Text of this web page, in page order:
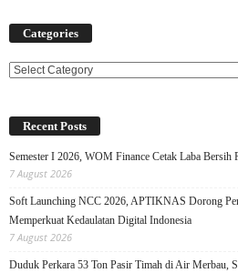
Categories
Categories
Recent Posts
Semester I 2026, WOM Finance Cetak Laba Bersih
7 August 2026
Soft Launching NCC 2026, APTIKNAS Dorong
Memperkuat Kedaulatan Digital Indonesia
7 August 2026
Duduk Perkara 53 Ton Pasir Timah di Air Merbau,